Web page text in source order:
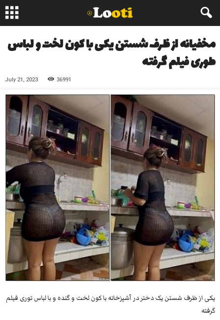
مخفیانه از ظرف شستن یکی با کون لخت و لباس
طوری فیلم گرفته
July 21, 2023 36991
یکی از ظرف شستن یک دختر در آشپزخانه با کون لخت و گنده و با لباس توری فیلم
گرفته